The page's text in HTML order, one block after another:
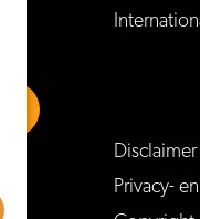
school/
Disclaimer
Privacy-